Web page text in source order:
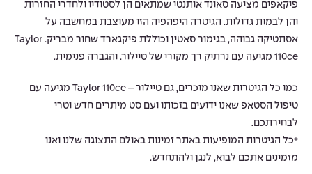
פיקאפים מציעה סאונד אותנטי שמתאים הן לסטודיו ולחדרי החזרות
והן לבמות גדולות. הגיטרה היפהפיה הזו מעוצבת במחשבה על
אסתטיקה גבוהה, בגימור סאטין וכוללת פיקגארד שחור מבריק. Taylor
110ce מגיעה עם נרתיק רך מקורי של טיילור. והגברה פנימית.
כמו כל הגיטרות שאנו מוכרים, גם טיילור – Taylor 110ce מגיעה עם
טיפול הסטאפ שאנו ידועים בזכותו ועם סט מיתרים חדש וטרי
לבחירתכם.
*כל הגיטרות המופיעות באתר זמינות באולם התצוגה שלנו ואנו
מזמינים אתכם לבוא, לנגן ולהתחדש.